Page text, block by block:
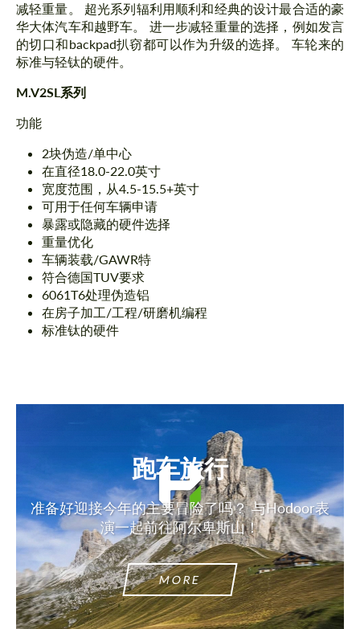
减轻重量。 超光系列辐利用顺利和经典的设计最合适的豪
华大体汽车和越野车。 进一步减轻重量的选择，例如发言
的切口和backpad扒窃都可以作为升级的选择。 车轮来的
标准与轻钛的硬件。
M.V2SL系列
功能
2块伪造/单中心
在直径18.0-22.0英寸
宽度范围，从4.5-15.5+英寸
可用于任何车辆申请
暴露或隐藏的硬件选择
重量优化
车辆装载/GAWR特
符合德国TUV要求
6061T6处理伪造铝
在房子加工/工程/研磨机编程
标准钛的硬件
跑车旅行
准备好迎接今年的主要冒险了吗？ 与Hodoor表
演一起前往阿尔卑斯山！
MORE